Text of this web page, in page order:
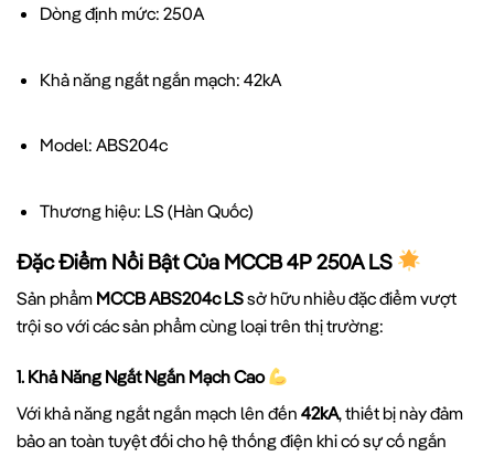
Dòng định mức: 250A
Khả năng ngắt ngắn mạch: 42kA
Model: ABS204c
Thương hiệu: LS (Hàn Quốc)
Đặc Điểm Nổi Bật Của MCCB 4P 250A LS
Sản phẩm MCCB ABS204c LSsở hữu nhiều đặc điểm vượt
trội so với các sản phẩm cùng loại trên thị trường:
1. Khả Năng Ngắt Ngắn Mạch Cao
Với khả năng ngắt ngắn mạch lên đến 42kA, thiết bị này đảm
bảo an toàn tuyệt đối cho hệ thống điện khi có sự cố ngắn